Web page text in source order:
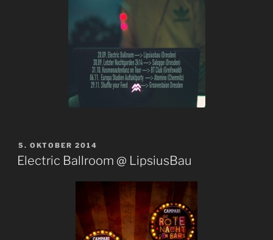
VERÖFFENTLICHT
AM
5. OKTOBER 2014
Electric Ballroom @ LipsiusBau